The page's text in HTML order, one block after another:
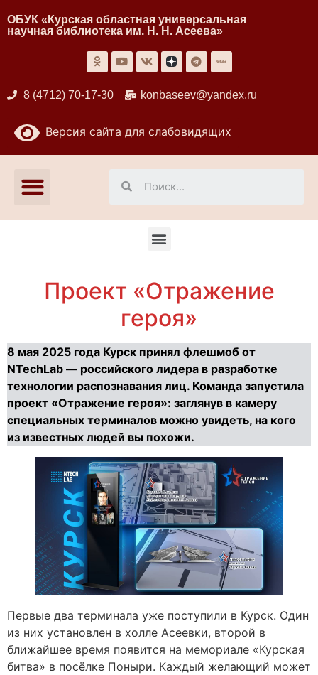
ОБУК «Курская областная универсальная
научная библиотека им. Н. Н. Асеева»
8 (4712) 70-17-30 konbaseev@yandex.ru
Версия сайта для слабовидящих
Проект «Отражение
героя»
8 мая 2025 года Курск принял флешмоб от
NTechLab — российского лидера в разработке
технологии распознавания лиц. Команда запустила
проект «Отражение героя»: заглянув в камеру
специальных терминалов можно увидеть, на кого
из известных людей вы похожи.
Первые два терминала уже поступили в Курск. Один
из них установлен в холле Асеевки, второй в
ближайшее время появится на мемориале «Курская
битва» в посёлке Поныри. Каждый желающий может